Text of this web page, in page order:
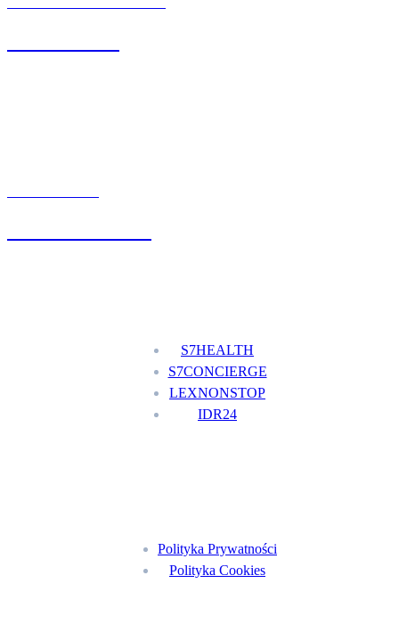
S7HEALTH
S7CONCIERGE
LEXNONSTOP
IDR24
Polityka Prywatności
Polityka Cookies